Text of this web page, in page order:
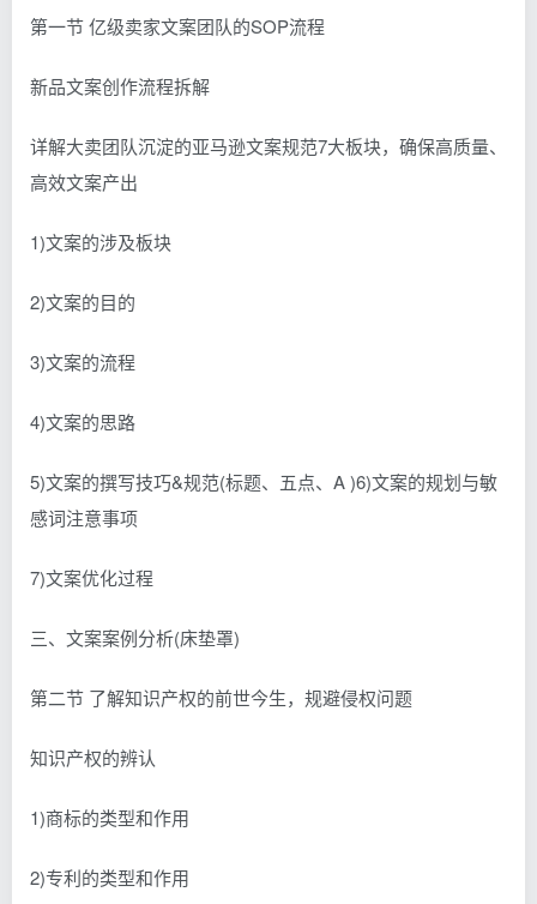
第一节 亿级卖家文案团队的SOP流程
新品文案创作流程拆解
详解大卖团队沉淀的亚马逊文案规范7大板块，确保高质量、
高效文案产出
1)文案的涉及板块
2)文案的目的
3)文案的流程
4)文案的思路
5)文案的撰写技巧&规范(标题、五点、A )6)文案的规划与敏
感词注意事项
7)文案优化过程
三、文案案例分析(床垫罩)
第二节 了解知识产权的前世今生，规避侵权问题
知识产权的辨认
1)商标的类型和作用
2)专利的类型和作用